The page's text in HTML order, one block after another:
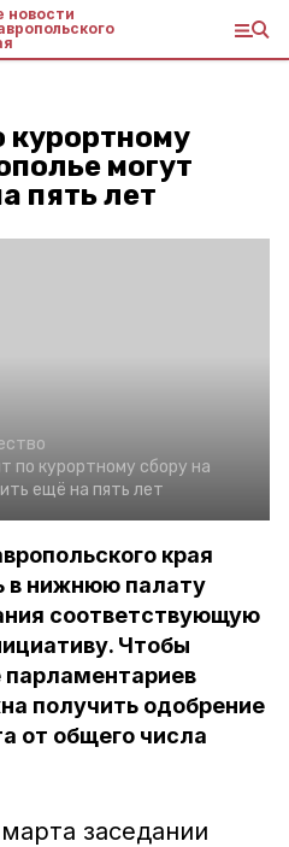
новости
курортному
могут
пять лет
по курортному сбору на
ещё на пять лет
края
в нижнюю палату
соответствующую
Чтобы
парламентариев
получить одобрение
от общего числа
заседании